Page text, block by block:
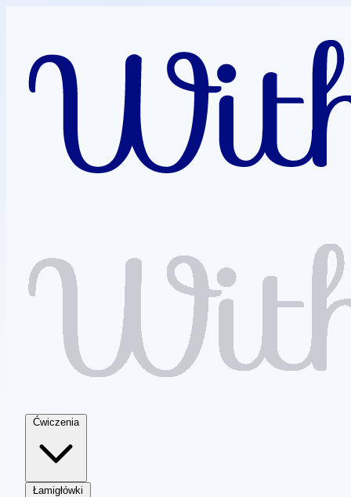
Ćwiczenia
Łamigłówki